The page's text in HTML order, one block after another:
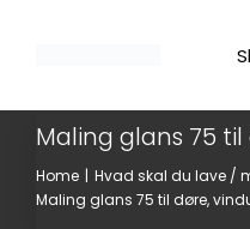
Maling glans 75
Home Hvad skal du lave /
Maling glans 75 til døre,